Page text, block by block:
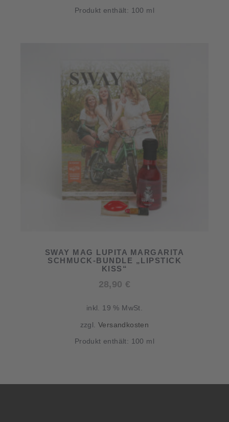
Produkt enthält: 100 ml
SWAY MAG LUPITA MARGARITA
SCHMUCK-BUNDLE „LIPSTICK
KISS“
28,90 €
inkl. 19 % MwSt.
zzgl.Versandkosten
Produkt enthält: 100 ml